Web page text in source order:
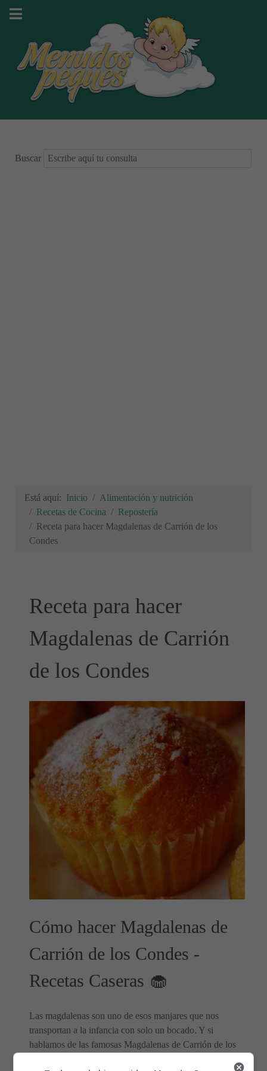
Buscar
Está aquí: Inicio
Alimentación y nutrición
Recetas de Cocina
Repostería
Receta para hacer Magdalenas de Carrión de los
Condes
Receta para hacer
Magdalenas de Carrión
de los Condes
Cómo hacer Magdalenas de
Carrión de los Condes -
Recetas Caseras 🧁
Las magdalenas son uno de esos manjares que nos
transportan a la infancia con solo un bocado. Y si
hablamos de las famosas Magdalenas de Carrión de los